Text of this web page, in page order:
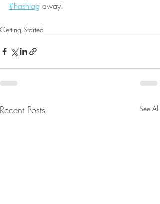
#hashtag away!
Getting Started
Recent Posts See All